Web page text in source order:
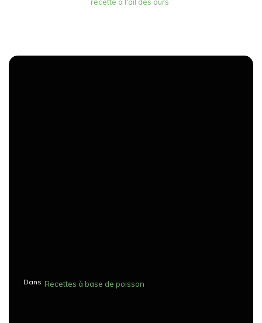
Dans Recettes à base de poisson